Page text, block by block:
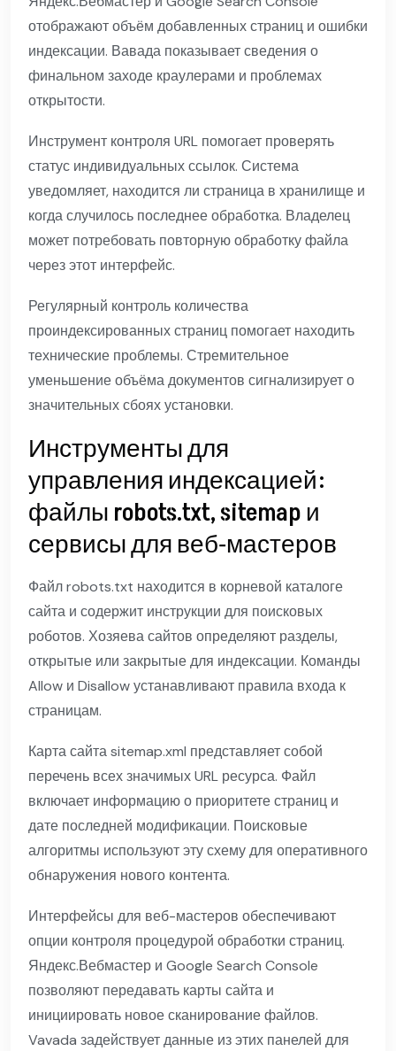
отображают объём добавленных страниц и ошибки
индексации. Вавада показывает сведения о
финальном заходе краулерами и проблемах
открытости.
Инструмент контроля URL помогает проверять
статус индивидуальных ссылок. Система
уведомляет, находится ли страница в хранилище и
когда случилось последнее обработка. Владелец
может потребовать повторную обработку файла
через этот интерфейс.
Регулярный контроль количества
проиндексированных страниц помогает находить
технические проблемы. Стремительное
уменьшение объёма документов сигнализирует о
значительных сбоях установки.
Инструменты для
управления индексацией:
файлы robots.txt, sitemap и
сервисы для веб‑мастеров
Файл robots.txt находится в корневой каталоге
сайта и содержит инструкции для поисковых
роботов. Хозяева сайтов определяют разделы,
открытые или закрытые для индексации. Команды
Allow и Disallow устанавливают правила входа к
страницам.
Карта сайта sitemap.xml представляет собой
перечень всех значимых URL ресурса. Файл
включает информацию о приоритете страниц и
дате последней модификации. Поисковые
алгоритмы используют эту схему для оперативного
обнаружения нового контента.
Интерфейсы для веб-мастеров обеспечивают
опции контроля процедурой обработки страниц.
Яндекс.Вебмастер и Google Search Console
позволяют передавать карты сайта и
инициировать новое сканирование файлов.
Vavada задействует данные из этих панелей для